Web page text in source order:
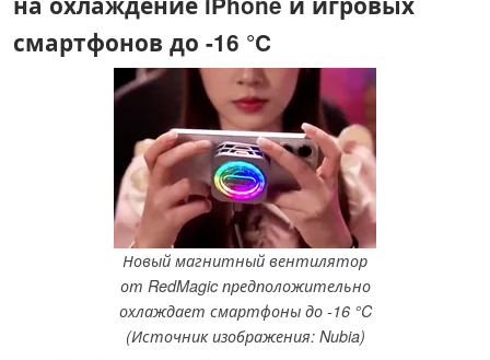
смартфонов до -16 °C
Новый магнитный вентилятор
от RedMagic предположительно
охлаждает смартфоны до -16 °C
(Источник изображения: Nubia)